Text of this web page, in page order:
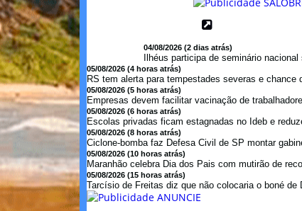
04/08/2026 (2 dias atrás)
Ilhéus participa de seminário
05/08/2026 (4 horas atrás)
RS tem alerta para tempestades severas e chance
05/08/2026 (5 horas atrás)
Empresas devem facilitar vacinação de
05/08/2026 (6 horas atrás)
Escolas privadas ficam estagnadas no Ideb e
05/08/2026 (8 horas atrás)
Ciclone-bomba faz Defesa Civil de SP montar
05/08/2026 (10 horas atrás)
Maranhão celebra Dia dos Pais com mutirão de
05/08/2026 (15 horas atrás)
Tarcísio de Freitas diz que não colocaria o boné de